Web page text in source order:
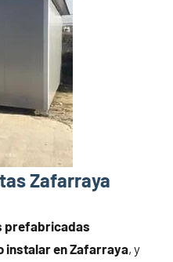
Zafarraya
prefabricadas
instalar en Zafarraya, y